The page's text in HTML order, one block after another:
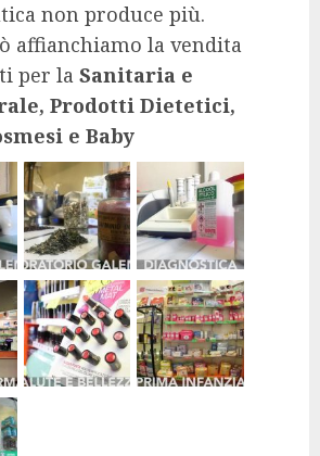
non produce più.
affianchiamo la vendita
per la Sanitaria e
Prodotti Dietetici,
e Baby